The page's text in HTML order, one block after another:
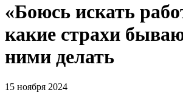
«Боюсь искать
какие страхи
ними делать
15 ноября 2024